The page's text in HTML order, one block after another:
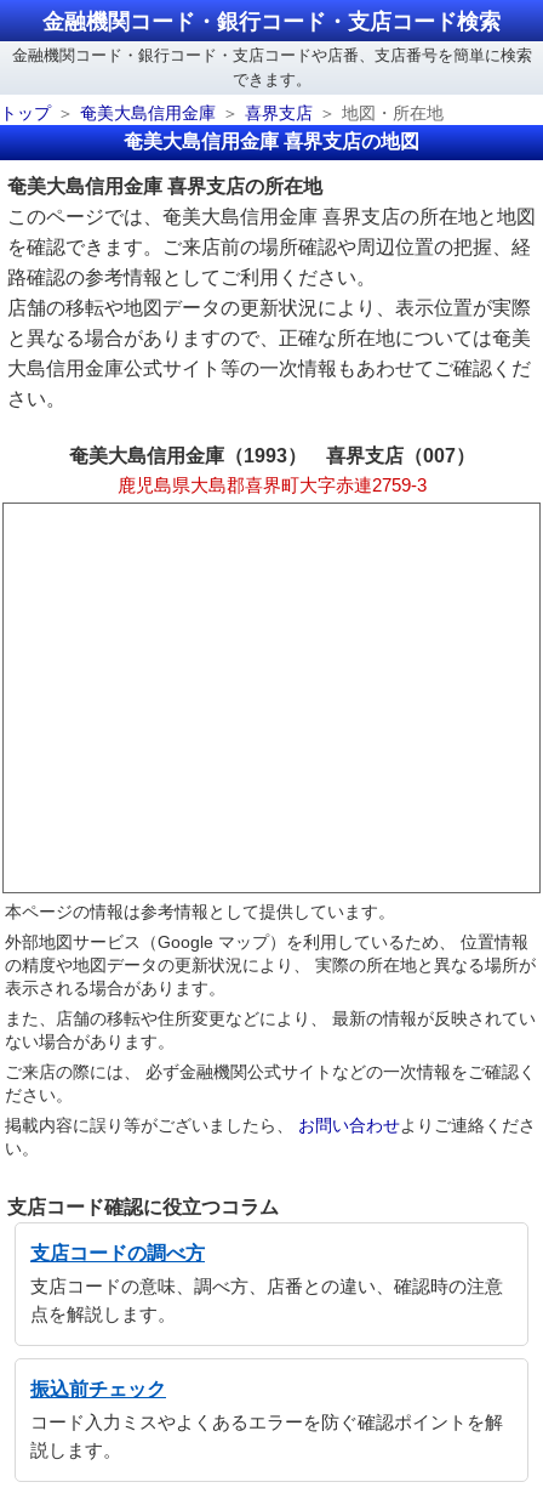
金融機関コード・銀行コード・支店コード検索
金融機関コード・銀行コード・支店コードや店番、支店番号を簡単に検索
できます。
トップ
奄美大島信用金庫 喜界支店 地図・所在地
奄美大島信用金庫 喜界支店の地図
奄美大島信用金庫 喜界支店の所在地
このページでは、奄美大島信用金庫 喜界支店の所在地と地図
を確認できます。ご来店前の場所確認や周辺位置の把握、経
路確認の参考情報としてご利用ください。
店舗の移転や地図データの更新状況により、表示位置が実際
と異なる場合がありますので、正確な所在地については奄美
大島信用金庫公式サイト等の一次情報もあわせてご確認くだ
さい。
奄美大島信用金庫（1993） 喜界支店（007）
鹿児島県大島郡喜界町大字赤連2759-3
本ページの情報は参考情報として提供しています。
外部地図サービス（Google マップ）を利用しているため、 位置情報
の精度や地図データの更新状況により、 実際の所在地と異なる場所が
表示される場合があります。
また、店舗の移転や住所変更などにより、 最新の情報が反映されてい
ない場合があります。
ご来店の際には、 必ず金融機関公式サイトなどの一次情報をご確認く
ださい。
掲載内容に誤り等がございましたら、 お問い合わせよりご連絡くださ
い。
支店コード確認に役立つコラム
支店コードの調べ方
支店コードの意味、調べ方、店番との違い、確認時の注意
点を解説します。
振込前チェック
コード入力ミスやよくあるエラーを防ぐ確認ポイントを解
説します。